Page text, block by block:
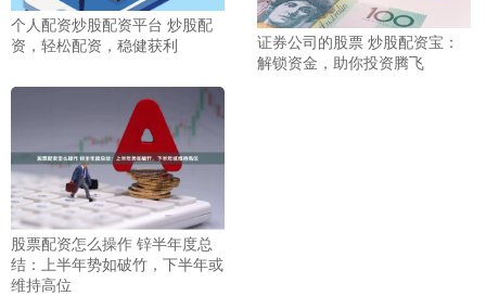
个人配资炒股配资平台 炒股配
资，轻松配资，稳健获利
证券公司的股票 炒股配资宝：
解锁资金，助你投资腾飞
股票配资怎么操作 锌半年度总
结：上半年势如破竹，下半年或
维持高位